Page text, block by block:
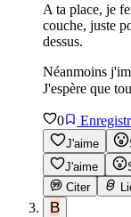
A ta place, je
couche, juste
dessus.
Néanmoins
J'espère que
0
J'aime
J'aime
Citer
B